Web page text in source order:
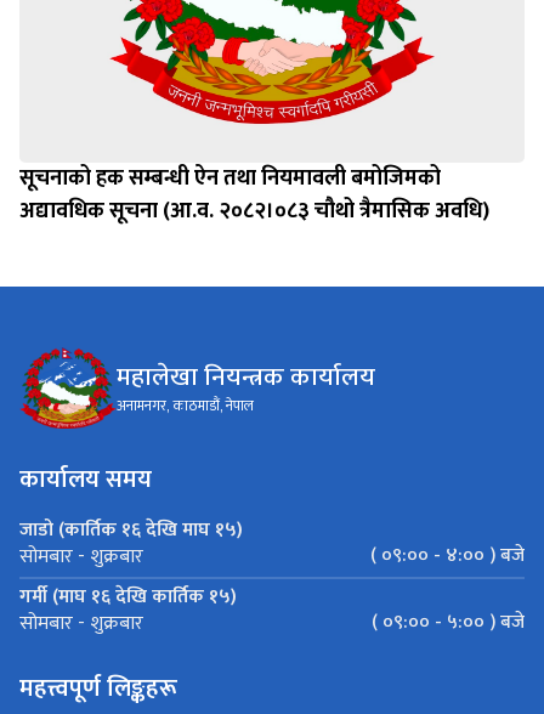
सूचनाको हक सम्बन्धी ऐन तथा नियमावली बमोजिमको
अद्यावधिक सूचना (आ.व. २०८२।०८३ चौथो त्रैमासिक अवधि)
महालेखा नियन्त्रक कार्यालय
अनामनगर, काठमाडौं, नेपाल
कार्यालय समय
जाडो (कार्तिक १६ देखि माघ १५)
सोमबार - शुक्रबार
( ०९:०० - ४:०० ) बजे
गर्मी (माघ १६ देखि कार्तिक १५)
सोमबार - शुक्रबार ( ०९:०० - ५:०० ) बजे
महत्त्वपूर्ण लिङ्कहरू